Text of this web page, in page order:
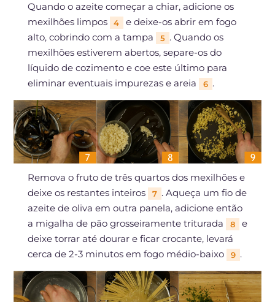
Quando o azeite começar a chiar, adicione os
mexilhões limpos
4
e deixe-os abrir em fogo
alto, cobrindo com a tampa
5 . Quando os
mexilhões estiverem abertos, separe-os do
líquido de cozimento e coe este último para
eliminar eventuais impurezas e areia
6 .
Remova o fruto de três quartos dos mexilhões e
deixe os restantes inteiros
7 . Aqueça um fio de
azeite de oliva em outra panela, adicione então
a migalha de pão grosseiramente triturada
8
e
deixe torrar até dourar e ficar crocante, levará
cerca de 2-3 minutos em fogo médio-baixo
9 .